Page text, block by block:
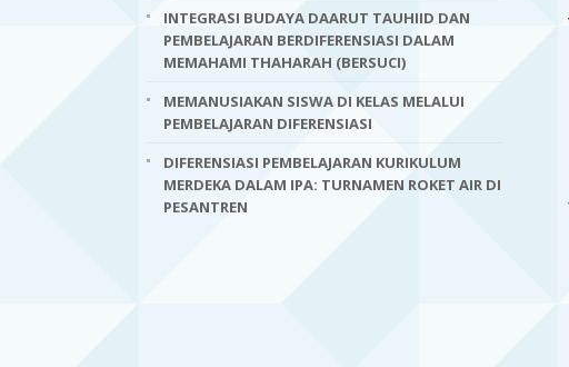
INTEGRASI BUDAYA DAARUT TAUHIID DAN
PEMBELAJARAN BERDIFERENSIASI DALAM
MEMAHAMI THAHARAH (BERSUCI)
MEMANUSIAKAN SISWA DI KELAS MELALUI
PEMBELAJARAN DIFERENSIASI
DIFERENSIASI PEMBELAJARAN KURIKULUM
MERDEKA DALAM IPA: TURNAMEN ROKET AIR DI
PESANTREN